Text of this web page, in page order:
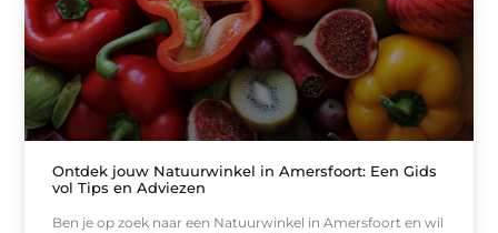
Ontdek jouw Natuurwinkel in Amersfoort: Een Gids
vol Tips en Adviezen
Ben je op zoek naar een Natuurwinkel in Amersfoort en wil